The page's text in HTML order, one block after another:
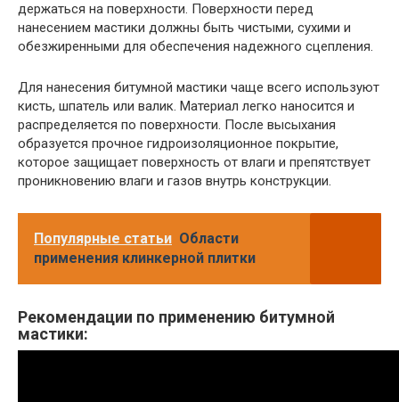
держаться на поверхности. Поверхности перед
нанесением мастики должны быть чистыми, сухими и
обезжиренными для обеспечения надежного сцепления.
Для нанесения битумной мастики чаще всего используют
кисть, шпатель или валик. Материал легко наносится и
распределяется по поверхности. После высыхания
образуется прочное гидроизоляционное покрытие,
которое защищает поверхность от влаги и препятствует
проникновению влаги и газов внутрь конструкции.
Популярные статьи Области
применения клинкерной плитки
Рекомендации по применению битумной
мастики: